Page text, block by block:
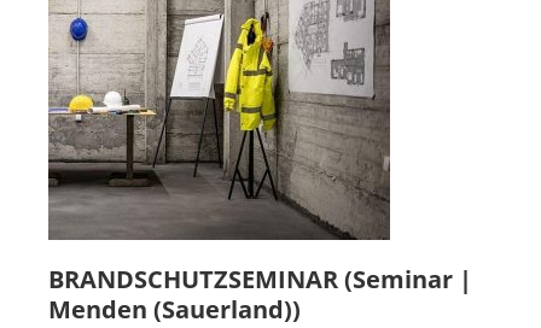
BRANDSCHUTZSEMINAR (Seminar |
Menden (Sauerland))